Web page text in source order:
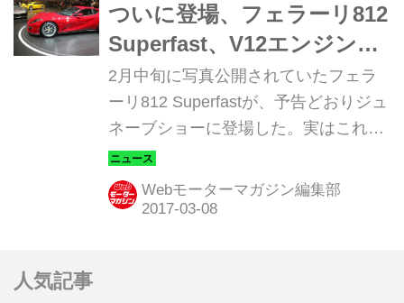
ついに登場、フェラーリ812
Superfast、V12エンジンを
作り続けて70年、祝！【現
地レポート】
2月中旬に写真公開されていたフェラ
ーリ812 Superfastが、予告どおりジュ
ネーブショーに登場した。実はこれ、
フェラーリの70周年を記念したモデル
でもあるのだ。
Webモーターマガジン編集部
人気記事